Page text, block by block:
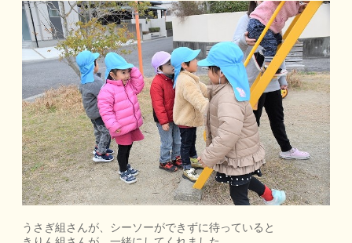
うさぎ組さんが、シーソーができずに待っていると